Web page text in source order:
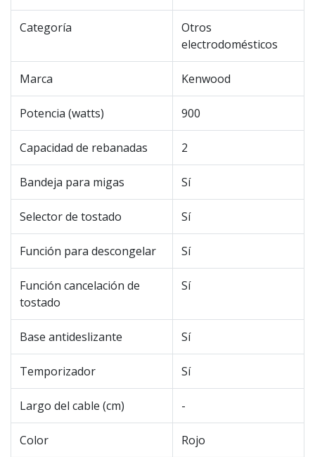
Categoría
Otros
electrodomésticos
Marca Kenwood
Potencia (watts) 900
Capacidad de rebanadas 2
Bandeja para migas Sí
Selector de tostado Sí
Función para descongelar Sí
Función cancelación de
tostado
Sí
Base antideslizante Sí
Temporizador Sí
Largo del cable (cm) -
Color Rojo